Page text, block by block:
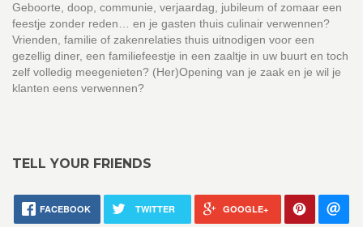
Geboorte, doop, communie, verjaardag, jubileum of zomaar een
feestje zonder reden… en je gasten thuis culinair verwennen?
Vrienden, familie of zakenrelaties thuis uitnodigen voor een
gezellig diner, een familiefeestje in een zaaltje in uw buurt en toch
zelf volledig meegenieten? (Her)Opening van je zaak en je wil je
klanten eens verwennen?
TELL YOUR FRIENDS
FACEBOOK TWITTER GOOGLE+